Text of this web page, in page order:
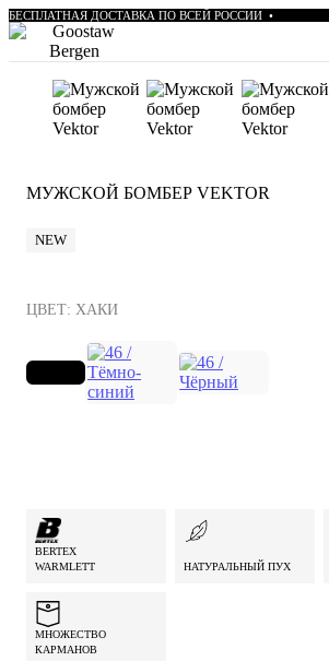
БЕСПЛАТНАЯ ДОСТАВКА ПО ВСЕЙ РОССИИ •
NEW
МУЖСКОЙ БОМБЕР VEKTOR
ЦВЕТ: ХАКИ
BERTEX
WARMLETT
НАТУРАЛЬНЫЙ ПУХ
МНОЖЕСТВО
КАРМАНОВ